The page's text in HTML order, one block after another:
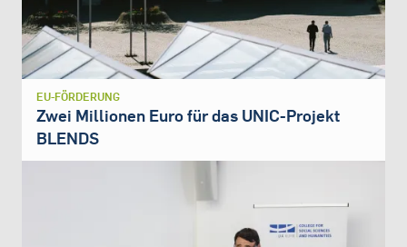
EU-FÖRDERUNG
Zwei Millionen Euro für das UNIC-Projekt
BLENDS